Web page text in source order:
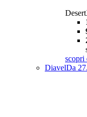
scopri
DiavelDa